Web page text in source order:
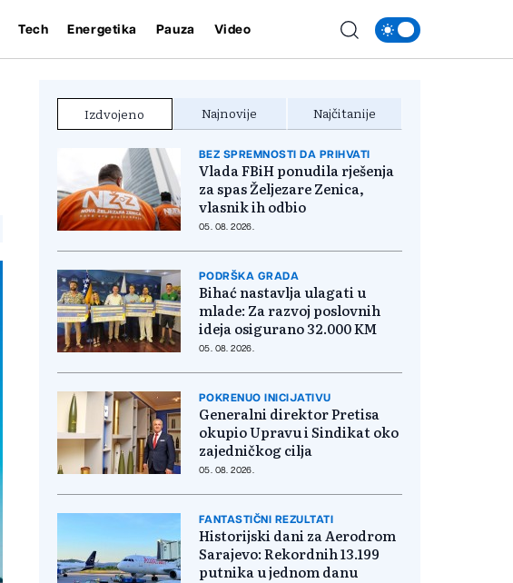
Tech Energetika Pauza Video
Izdvojeno Najnovije Najčitanije
BEZ SPREMNOSTI DA PRIHVATI
Vlada FBiH ponudila rješenja
za spas Željezare Zenica,
vlasnik ih odbio
05. 08. 2026.
PODRŠKA GRADA
Bihać nastavlja ulagati u
mlade: Za razvoj poslovnih
ideja osigurano 32.000 KM
05. 08. 2026.
POKRENUO INICIJATIVU
Generalni direktor Pretisa
okupio Upravu i Sindikat oko
zajedničkog cilja
05. 08. 2026.
FANTASTIČNI REZULTATI
Historijski dani za Aerodrom
Sarajevo: Rekordnih 13.199
putnika u jednom danu